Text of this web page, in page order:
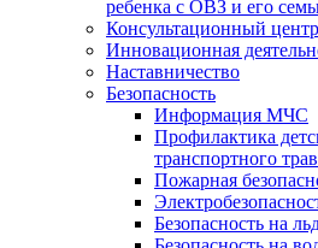
ребенка с ОВЗ и его
Консультационный центр
Инновационная
Наставничество
Безопасность
Информация МЧС
Профилактика
транспортного
Пожарная
Безопасность на